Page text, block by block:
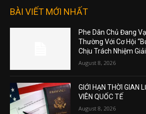
BÀI VIẾT MỚI NHẤT
Phe Dân Chủ Đang
Thường Với Cơ Hội
Chịu Trách Nhiệm Giải
August 8, 2026
GIỚI HẠN THỜI GIAN
VIÊN QUỐC TẾ
August 8, 2026